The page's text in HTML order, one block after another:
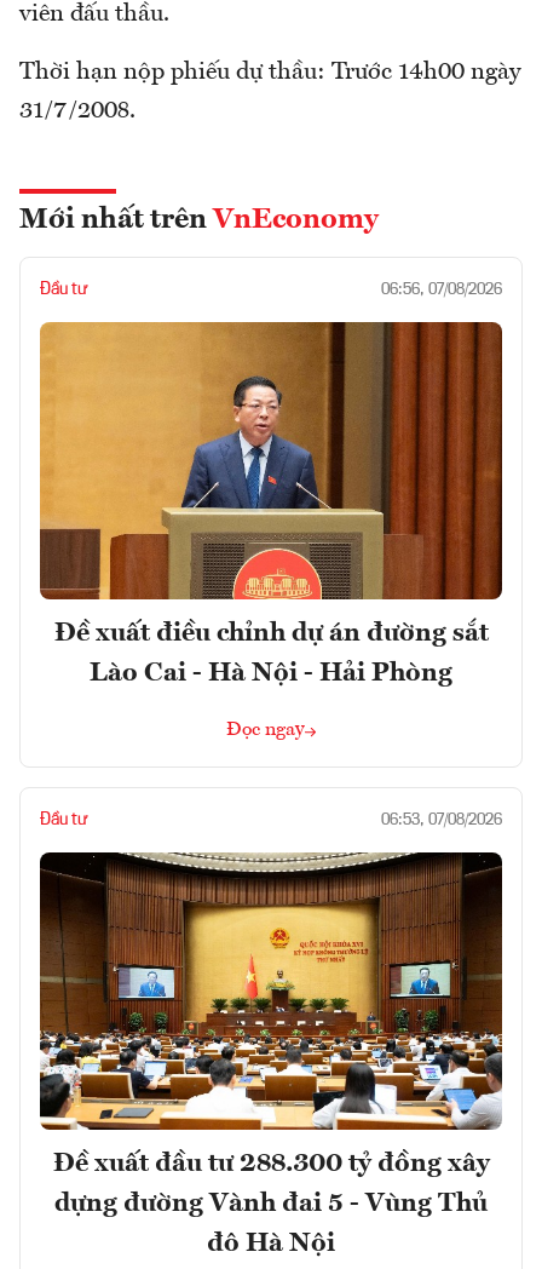
viên đấu thầu.
Thời hạn nộp phiếu dự thầu: Trước 14h00 ngày
31/7/2008.
Mới nhất trên VnEconomy
Đầu tư 06:56, 07/08/2026
Đề xuất điều chỉnh dự án đường sắt
Lào Cai - Hà Nội - Hải Phòng
Đọc ngay
Đầu tư 06:53, 07/08/2026
Đề xuất đầu tư 288.300 tỷ đồng xây
dựng đường Vành đai 5 - Vùng Thủ
đô Hà Nội